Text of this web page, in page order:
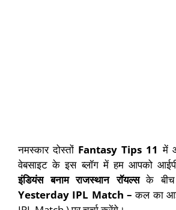
नमस्कार दोस्तों Fantasy Tips 11 में
वेबसाइट के इस ब्लॉग में हम आपको
इंडियंस बनाम राजस्थान रॉयल्सके बीच
Yesterday IPL Match –कल का